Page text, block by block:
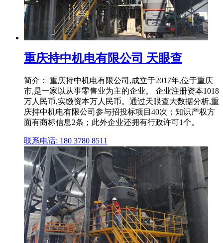
重庆持中机电有限公司 天眼查
简介： 重庆持中机电有限公司,成立于2017年,位于重庆
市,是一家以从事零售业为主的企业。 企业注册资本1018
万人民币,实缴资本万人民币。通过天眼查大数据分析,重
庆持中机电有限公司参与招投标项目40次；知识产权方
面有商标信息2条；此外企业还拥有行政许可1个。
联系电话: 180 3780 8511